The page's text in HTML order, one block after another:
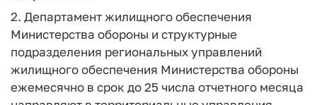
2. Департамент жилищного обеспечения
Министерства обороны и структурные
подразделения региональных управлений
жилищного обеспечения Министерства обороны
ежемесячно в срок до 25 числа отчетного месяца